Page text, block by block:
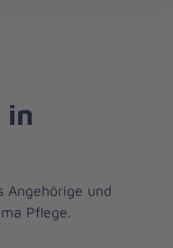
in
Angehörige und
Pflege.